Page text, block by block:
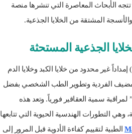
الأبحاث المعاصرة التي تنشرها منصة
المشتقة من الخلايا الجذعية.
الجذعية المستحثة
(iPSCs) إمداداً غير محدود من خلايا الكبد وخلايا الدم
المضيف الفردية وتطوير الطب الشخصي بفضل
سمية العقاقير فورياً. وتعد هذه
وهي التطورات الهندسية الحيوية التي تتابعها
الطبية لتقييم كفاءة الأدوية قبل المرور إلى